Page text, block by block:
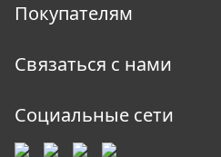
Покупателям
Связаться с нами
Социальные сети